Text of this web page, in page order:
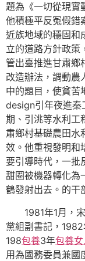
題為《一切從現實
他積極平反冤假錯
近族地域的穩固和
立的道路方針政策
管出臺推進甘肅鄉
改造辦法，調動農
中的題目，使貧苦
design引年夜進秦
期、引洮等水利工
肅鄉村基礎農田水
效。他重視發明和
要引導時代，一批
甜圈被機器轉化為
鶴發射出去。的干
1981年1月，
黨組副書記，
198包養3年包養女
用為國務委員兼國